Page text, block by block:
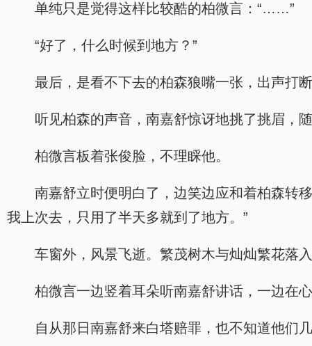
单纯只是觉得这样比较酷的柏微言：“……”
“好了，什么时候到地方？”
最后，是看不下去的柏森狼嘴一张，出声打断
听见柏森的声音，南嘉舒惊讶地挑了挑眉，
柏微言板着张俊脸，不理睬他。
南嘉舒立时便明白了，边笑边应和着柏森转
我上次去，只用了半天多就到了地方。”
车窗外，风景飞逝。繁茂树木与灿灿繁花落
柏微言一边竖着耳朵听南嘉舒讲话，一边在
自从那日南嘉舒来白塔赔罪，也不知道他们